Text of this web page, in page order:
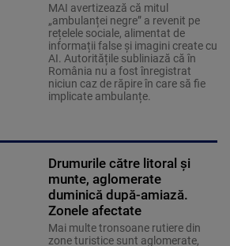
MAI avertizează că mitul
„ambulanței negre” a revenit pe
rețelele sociale, alimentat de
informații false și imagini create cu
AI. Autoritățile subliniază că în
România nu a fost înregistrat
niciun caz de răpire în care să fie
implicate ambulanțe.
Drumurile către litoral și
munte, aglomerate
duminică după-amiază.
Zonele afectate
Mai multe tronsoane rutiere din
zone turistice sunt aglomerate,